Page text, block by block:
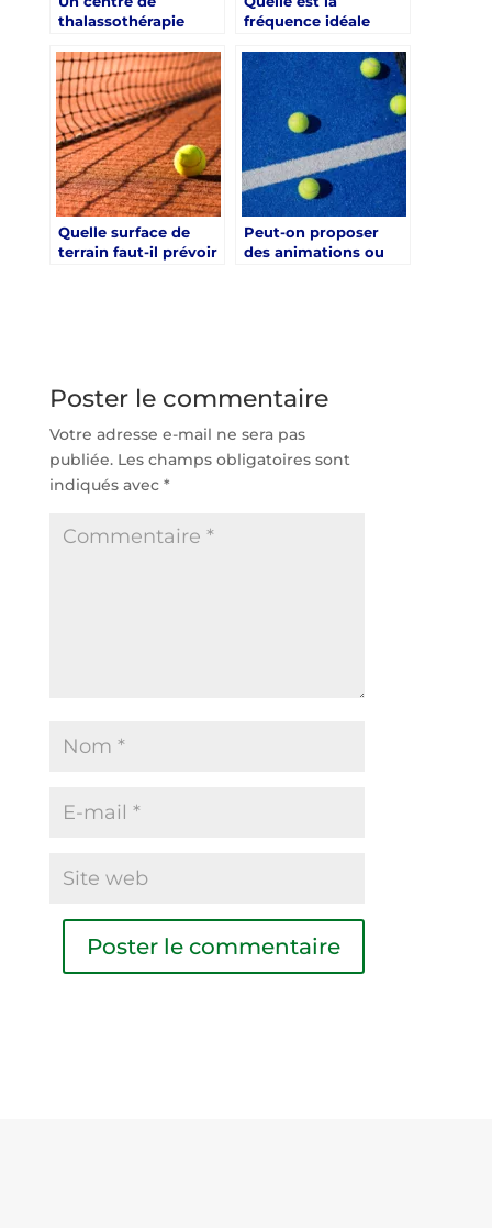
thalassothérapie
court de tennis sans
altérer l’ambiance
bien-être ?
fréquence idéale
court de tennis en
zone bien-être à
Chartres ?
Quelle surface de
terrain faut-il prévoir
Peut-on proposer
des animations ou
Poster le commentaire
Votre adresse e-mail ne sera pas
publiée. Les champs obligatoires sont
indiqués avec *